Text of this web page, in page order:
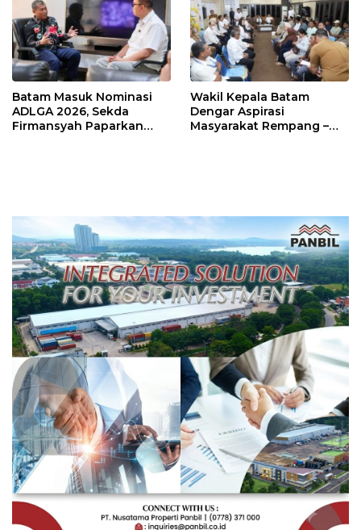
Batam Masuk Nominasi
ADLGA 2026, Sekda
Firmansyah Paparkan
Wakil Kepala Batam
Dengar Aspirasi
Masyarakat Rempang –